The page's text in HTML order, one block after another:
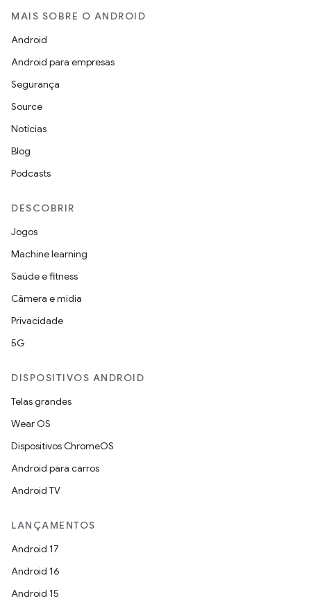
MAIS SOBRE O ANDROID
Android
Android para empresas
Segurança
Source
Notícias
Blog
Podcasts
DESCOBRIR
Jogos
Machine learning
Saúde e fitness
Câmera e mídia
Privacidade
5G
DISPOSITIVOS ANDROID
Telas grandes
Wear OS
Dispositivos ChromeOS
Android para carros
Android TV
LANÇAMENTOS
Android 17
Android 16
Android 15